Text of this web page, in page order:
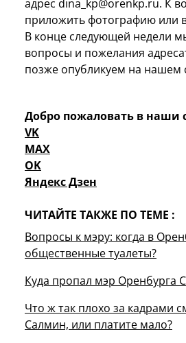
адрес dina_kp@orenkp.ru. К
приложить фотографию или
В конце следующей недели
вопросы и пожелания
позже опубликуем на нашем
Добро пожаловать в наши
VK
MAX
OK
Яндекс Дзен
ЧИТАЙТЕ ТАКЖЕ ПО ТЕМЕ :
Вопросы к мэру: когда в
общественные туалеты?
Куда пропал мэр Оренбурга
Что ж так плохо за кадрами
Салмин, или платите мало?